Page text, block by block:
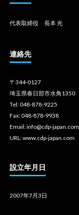
代表取締役 長本 光
連絡先
〒344-0127
埼玉県春日部市水角1350
Tel: 048-878-9225
Fax: 048-878-9938
Email: info@cdp-japan.com
URL: www.cdp-japan.com
設立年月日
2007年7月3日